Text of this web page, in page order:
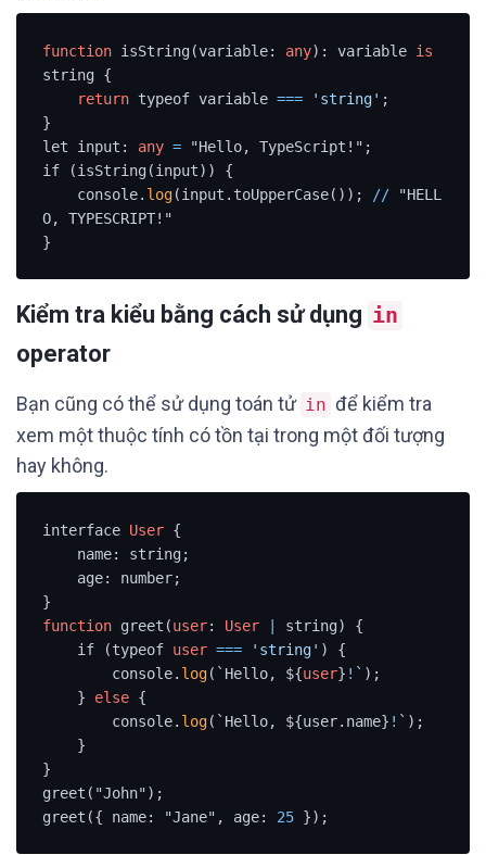
function isString(variable: any): variable is
string {
return typeof variable === 'string' ;
}
let input: any = "Hello, TypeScript!";
if (isString(input)) {
    console.
log(input.toUpperCase()); // "HELL
O, TYPESCRIPT!"
}
Kiểm tra kiểu bằng cách sử dụng in
operator
Bạn cũng có thể sử dụng toán tử in để kiểm tra
xem một thuộc tính có tồn tại trong một đối tượng
hay không.
interface User {
function greet(user: User |
string) {
    if (typeof
user === 'string' ) {
        console.
log(`Hello, ${user} ! `);
    }
else {
        console.
log(`Hello, ${user.name} ! `);
}
greet("John");
greet({ name: "Jane", age: 25 });